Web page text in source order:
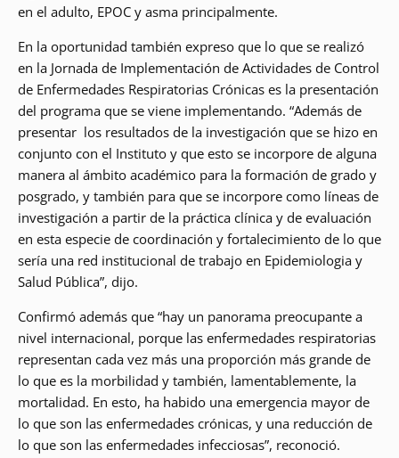
en el adulto, EPOC y asma principalmente.
En la oportunidad también expreso que lo que se realizó
en la Jornada de Implementación de Actividades de Control
de Enfermedades Respiratorias Crónicas es la presentación
del programa que se viene implementando. “Además de
presentar los resultados de la investigación que se hizo en
conjunto con el Instituto y que esto se incorpore de alguna
manera al ámbito académico para la formación de grado y
posgrado, y también para que se incorpore como líneas de
investigación a partir de la práctica clínica y de evaluación
en esta especie de coordinación y fortalecimiento de lo que
sería una red institucional de trabajo en Epidemiologia y
Salud Pública”, dijo.
Confirmó además que “hay un panorama preocupante a
nivel internacional, porque las enfermedades respiratorias
representan cada vez más una proporción más grande de
lo que es la morbilidad y también, lamentablemente, la
mortalidad. En esto, ha habido una emergencia mayor de
lo que son las enfermedades crónicas, y una reducción de
lo que son las enfermedades infecciosas”, reconoció.